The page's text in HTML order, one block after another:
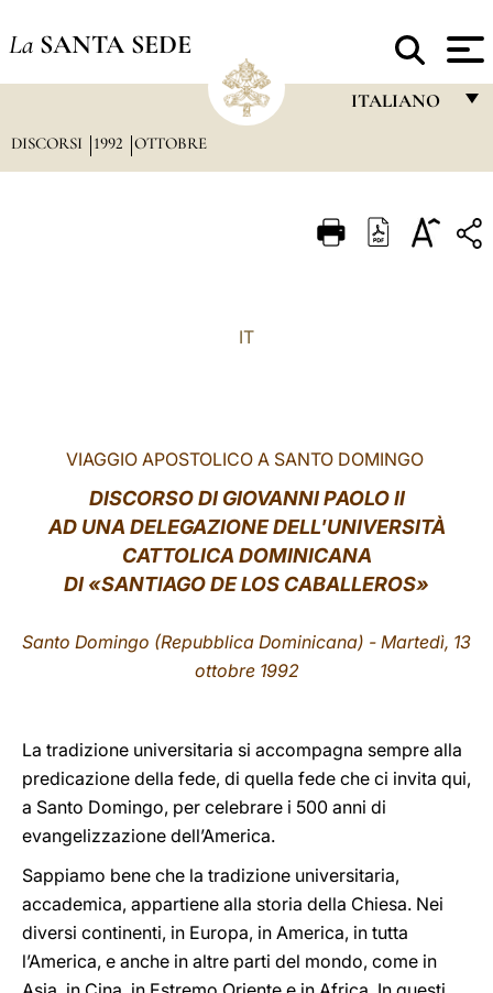
La SANTA SEDE
ITALIANO
ITALIANO
中文
LATINE
DISCORSI 1992 OTTOBRE
IT
VIAGGIO APOSTOLICO A SANTO DOMINGO
DISCORSO DI GIOVANNI PAOLO II
AD UNA DELEGAZIONE DELL’UNIVERSITÀ
CATTOLICA DOMINICANA
DI «SANTIAGO DE LOS CABALLEROS»
Santo Domingo (Repubblica Dominicana) - Martedì, 13
ottobre 1992
La tradizione universitaria si accompagna sempre alla
predicazione della fede, di quella fede che ci invita qui,
a Santo Domingo, per celebrare i 500 anni di
evangelizzazione dell’America.
Sappiamo bene che la tradizione universitaria,
accademica, appartiene alla storia della Chiesa. Nei
diversi continenti, in Europa, in America, in tutta
l’America, e anche in altre parti del mondo, come in